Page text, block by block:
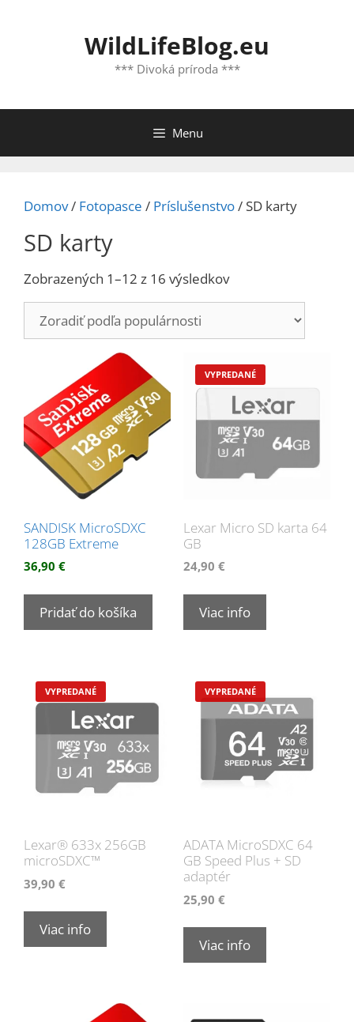
WildLifeBlog.eu
*** Divoká príroda ***
Menu
Domov/ Fotopasce / Príslušenstvo/ SD karty
SD karty
Zobrazených 1–12 z 16 výsledkovZoradené
podľa
SANDISK MicroSDXC
128GB Extreme
36,90 €
Pridať do košíka
Lexar Micro SD karta 64
GB
24,90 €
Viac info
Lexar® 633x 256GB
microSDXC™
39,90 €
Viac info
ADATA MicroSDXC 64
GB Speed Plus + SD
adaptér
25,90 €
Viac info